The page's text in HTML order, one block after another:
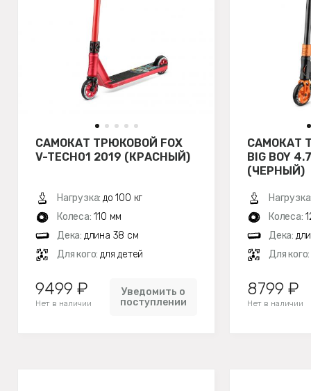
САМОКАТ ТРЮКОВОЙ FOX
V-TECH01 2019 (КРАСНЫЙ)
Нагрузка: до 100 кг
Колеса: 110 мм
Дека: длина 38 см
Для кого: для детей
9499 ₽
Нет в наличии
Уведомить о
поступлении
САМОКАТ
BIG BOY
(ЧЕРНЫЙ)
Колеса:
Дека:
Для кого:
8799 ₽
Нет в наличии